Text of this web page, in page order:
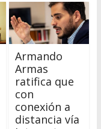
Armando
Armas
ratifica que
con
conexión a
distancia vía